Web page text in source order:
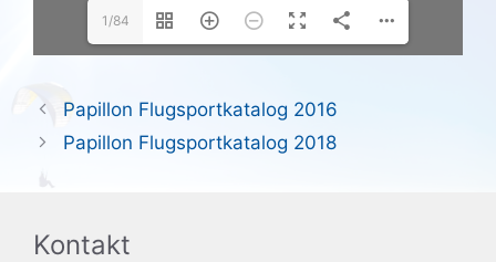
1/84
Papillon Flugsportkatalog 2016
Papillon Flugsportkatalog 2018
Kontakt